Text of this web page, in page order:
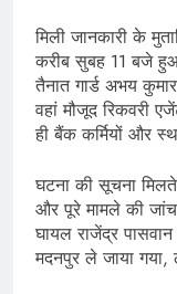
मिली जानकारी के
करीब सुबह 11 बजे
तैनात गार्ड अभय
वहां मौजूद रिकवरी
ही बैंक कर्मियों और
घटना की सूचना
और पूरे मामले की
घायल राजेंद्र
मदनपुर ले जाया गया,